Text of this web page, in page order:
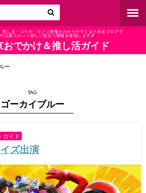
推し活・コラボ・カフェ情報をわかりやすくまとめるブログで
話題スポット探しに役立つ情報を発信します🎵
おでかけ＆推し活ガイド
ー
TAG
ゴーカイブルー
ガイド
ズ出演